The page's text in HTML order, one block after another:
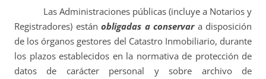
Las Administraciones públicas (incluye a Notarios y
Registradores) están obligadas a conservara disposición
de los órganos gestores del Catastro Inmobiliario, durante
los plazos establecidos en la normativa de protección de
datos de carácter personal y sobre archivo de